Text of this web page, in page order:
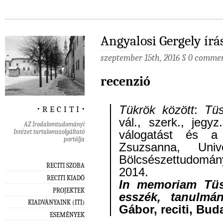
‧ r e c i t i ‧
AZ Irodalomtudományi
Intézet tartalomszolgáltató
portálja
RECITI SZOBA
RECITI KIADÓ
PROJEKTEK
KIADVÁNYAINK (ITI)
ESEMÉNYEK
Angyalosi Gergely
szeptember 15th, 2016 § 0
recenzió
Tükrök között:
vál., szerk.,
válogatást és
Zsuzsanna,
2014.
In memoriam
esszék,
Gábor, reciti,